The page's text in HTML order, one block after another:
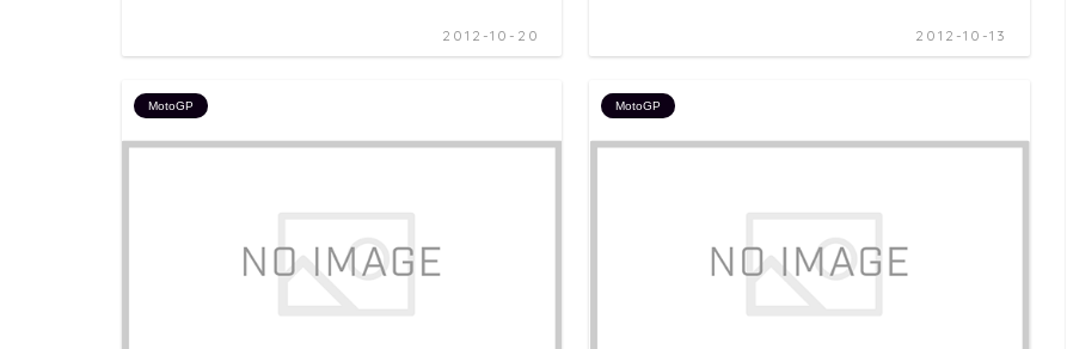
2012-10-20 2012-10-13
MotoGP MotoGP